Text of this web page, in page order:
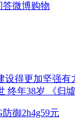
答微博购物
设得更加坚强有
终年38岁 《归
防御2h4g59元